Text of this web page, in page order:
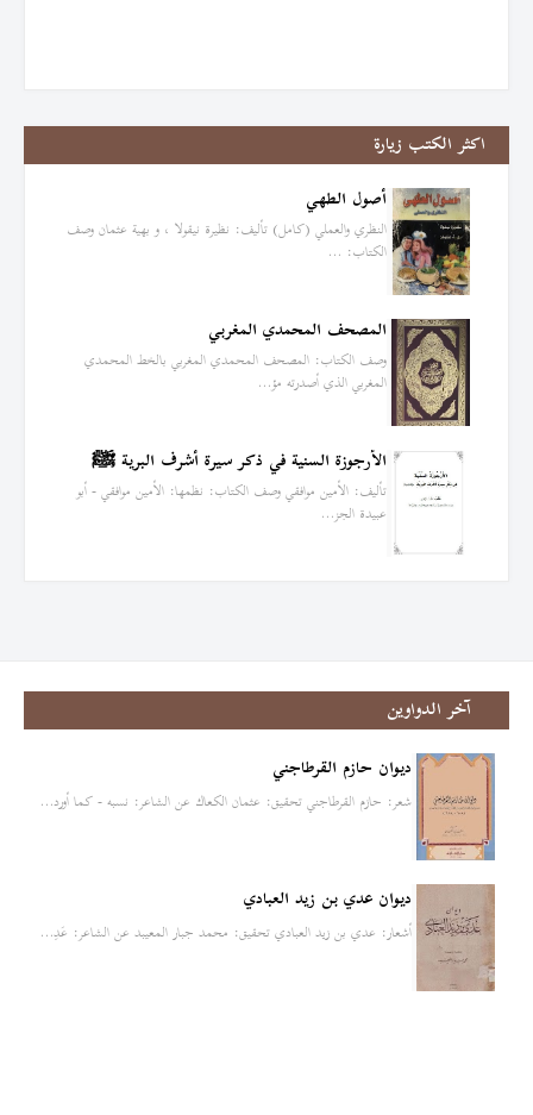
اكثر الكتب زيارة
أصول الطهي
النظري والعملي (كامل) تأليف: نظيرة نيقولا ، و بهية عثمان وصف
الكتاب: …
المصحف المحمدي المغربي
وصف الكتاب: المصحف المحمدي المغربي بالخط المحمدي
المغربي الذي أصدرته مؤ…
الأرجوزة السنية في ذكر سيرة أشرف البرية ﷺ
تأليف: الأمين موافقي وصف الكتاب: نظمها: الأمين موافقي - أبو
عبيدة الجز…
آخر الدواوين
ديوان حازم القرطاجني
شعر: حازم القرطاجني تحقيق: عثمان الكعاك عن الشاعر: نسبه - كما أورد…
ديوان عدي بن زيد العبادي
أشعار: عدي بن زيد العبادي تحقيق: محمد جبار المعيبد عن الشاعر: عَدِ…